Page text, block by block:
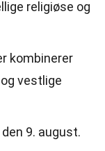
religiøse og
kombinerer
vestlige
9. august.